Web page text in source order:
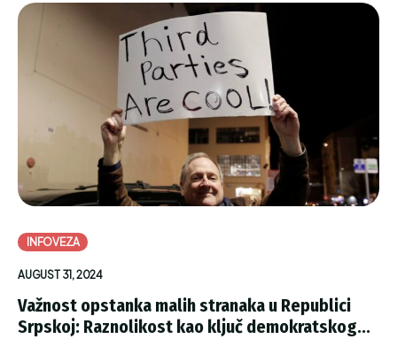
INFOVEZA
AUGUST 31, 2024
Važnost opstanka malih stranaka u Republici
Srpskoj: Raznolikost kao ključ demokratskog...